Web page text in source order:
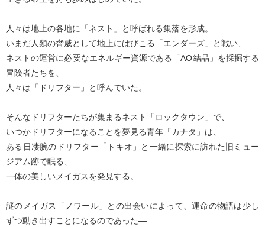
人々は地上の各地に「ネスト」と呼ばれる集落を形成。
いまだ人類の脅威として地上にはびこる「エンダーズ」と戦い、
ネストの運営に必要なエネルギー資源である「AO結晶」を採掘する
冒険者たちを、
人々は「ドリフター」と呼んでいた。
そんなドリフターたちが集まるネスト「ロックタウン」で、
いつかドリフターになることを夢見る青年「カナタ」は、
ある日凄腕のドリフター「トキオ」と一緒に探索に訪れた旧ミュー
ジアム跡で眠る、
一体の美しいメイガスを発見する。
謎のメイガス「ノワール」との出会いによって、運命の物語は少し
ずつ動き出すことになるのであった―